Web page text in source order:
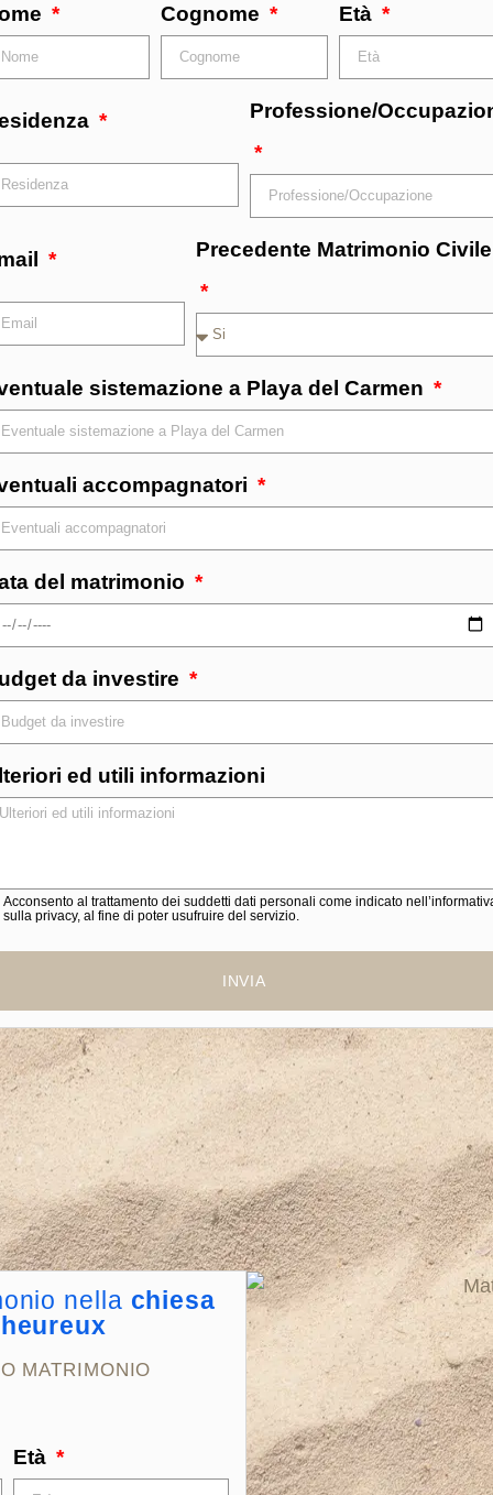
Cognome Età
Professione/
Precedente Matrimonio Civile
sistemazione a Playa del Carmen
accompagnatori
del matrimonio
da investire
ed utili informazioni
Acconsento al trattamento dei suddetti dati personali come indicato
sulla privacy, al fine di poter usufruire del servizio.
INVIA
nella chiesa
MATRIMONIO
Età